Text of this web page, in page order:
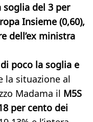
del 3 per
Insieme (0,60),
dell’ex ministra
poco la soglia e
la situazione al
Madama il M5S
per cento dei